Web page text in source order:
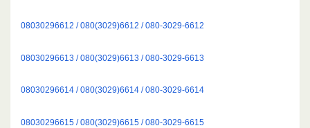
08030296612 / 080(3029)6612 / 080-3029-6612
08030296613 / 080(3029)6613 / 080-3029-6613
08030296614 / 080(3029)6614 / 080-3029-6614
08030296615 / 080(3029)6615 / 080-3029-6615